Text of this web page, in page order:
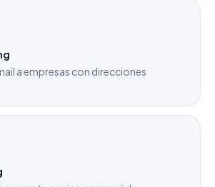
a empresas con direcciones